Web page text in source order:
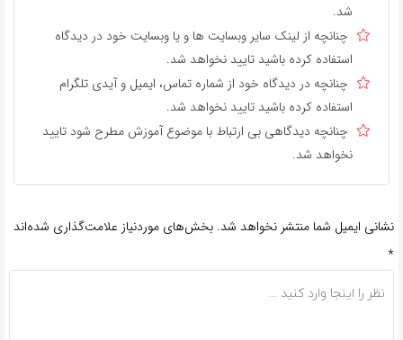
شد.
چنانچه از لینک سایر وبسایت ها و یا وبسایت خود در دیدگاه
استفاده کرده باشید تایید نخواهد شد.
چنانچه در دیدگاه خود از شماره تماس، ایمیل و آیدی تلگرام
استفاده کرده باشید تایید نخواهد شد.
چنانچه دیدگاهی بی ارتباط با موضوع آموزش مطرح شود تایید
نخواهد شد.
نشانی ایمیل شما منتشر نخواهد شد. بخش‌های موردنیاز علامت‌گذاری شده‌اند
*